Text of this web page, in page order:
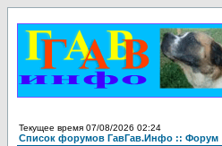
Текущее время 07/08/2026 02:24
Список форумов ГавГав.Инфо :: Форум